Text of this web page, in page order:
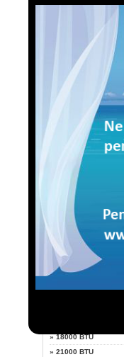
Hitachi
LG
Whirlpool
Daikin
Sharp
»
7000 BTU
9000 BTU
»
»12000 BTU
»18000 BTU
» 21000 BTU